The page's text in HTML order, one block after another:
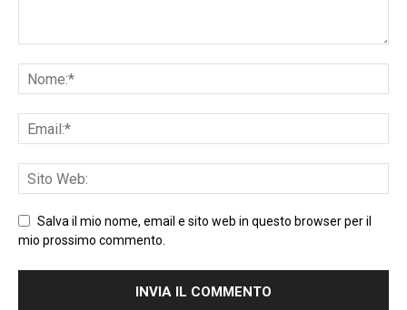
Salva il mio nome, email e sito web in questo browser per il
mio prossimo commento.